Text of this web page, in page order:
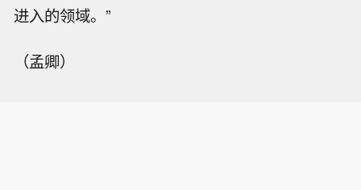
进入的领域。”
（孟卿）